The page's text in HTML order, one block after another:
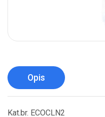
Opis
Kat.br. ECOCLN2